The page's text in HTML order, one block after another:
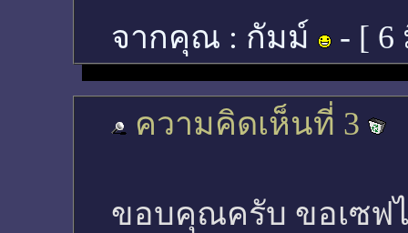
จากคุณ : กัมม์ - [ 6
ความคิดเห็นที่ 3
ขอบคุณครับ ขอเซฟ